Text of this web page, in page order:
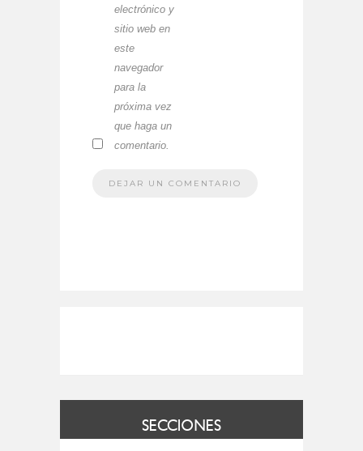
electrónico y
sitio web en
este
navegador
para la
próxima vez
que haga un
comentario.
SECCIONES